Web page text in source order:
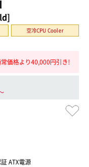
空冷CPU Cooler
価格より40,000円引き!
ATX電源